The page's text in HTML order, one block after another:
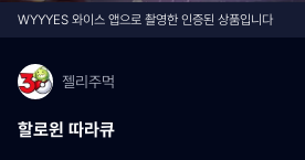
WYYYES 와이스 앱으로 촬영한 인증된 상품입니다
젤리주먹
할로윈 따라큐